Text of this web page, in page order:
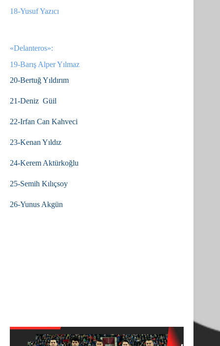
18-Yusuf Yazıcı
«Delanteros»:
19-Barış Alper Yılmaz
20-Bertuğ Yıldırım
21-Deniz Güil
22-Irfan Can Kahveci
23-Kenan Yıldız
24-Kerem Aktürkoğlu
25-Semih Kılıçsoy
26-Yunus Akgün